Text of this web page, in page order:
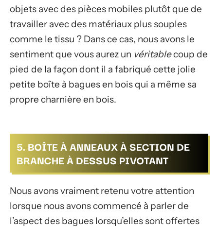
objets avec des pièces mobiles plutôt que de
travailler avec des matériaux plus souples
comme le tissu ? Dans ce cas, nous avons le
sentiment que vous aurez un véritablecoup de
pied de la façon dont il a fabriqué cette jolie
petite boîte à bagues en bois qui a même sa
propre charnière en bois.
5. BOÎTE À ANNEAUX À SECTION DE
BRANCHE À DESSUS PIVOTANT
Nous avons vraiment retenu votre attention
lorsque nous avons commencé à parler de
l’aspect des bagues lorsqu’elles sont offertes